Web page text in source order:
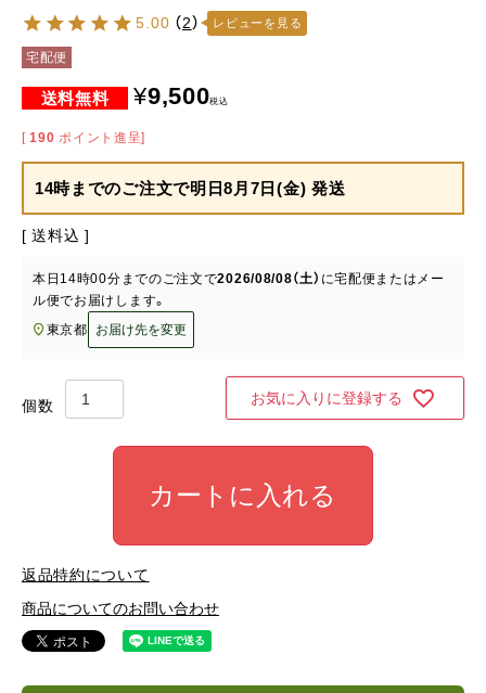
5.00 （2） レビューを見る
宅配便
¥9,500税込
[ 190 ポイント進呈]
14時までのご注文で明日8月7日(金) 発送
送料込
本日 14時00分 までのご注文で2026/08/08（土） に宅配便またはメー
ル便でお届けします。
東京都
お届け先を変更
お気に入りに登録する
カートに入れる
返品特約について
商品についてのお問い合わせ